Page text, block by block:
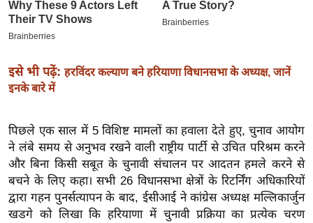
2
0
6
क्रा
ई
-
पे
प
र
इसे भी पढ़ें: हरविंदर कल्याण बने हरियाणा विधानसभा के अध्यक्ष, जानें
इनके बारे में
पिछले एक साल में 5 विशिष्ट मामलों का हवाला देते हुए, चुनाव आयोग
ने लंबे समय से अनुभव रखने वाली राष्ट्रीय पार्टी से उचित परिश्रम करने
और बिना किसी सबूत के चुनावी संचालन पर आदतन हमले करने से
बचने के लिए कहा। सभी 26 विधानसभा क्षेत्रों के रिटर्निंग अधिकारियों
द्वारा गहन पुनर्सत्यापन के बाद, ईसीआई ने कांग्रेस अध्यक्ष मल्लिकार्जुन
खडगे को लिखा कि हरियाणा में चुनावी प्रक्रिया का प्रत्येक चरण